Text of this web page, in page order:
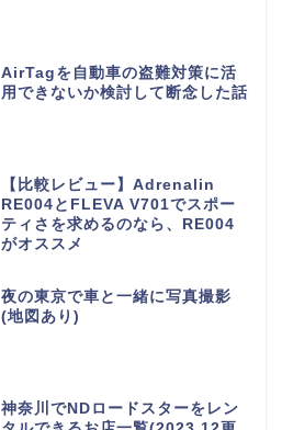
AirTagを自動車の盗難対策に活
用できないか検討して断念した話
【比較レビュー】Adrenalin
RE004とFLEVA V701でスポー
ティさを求めるのなら、RE004
がオススメ
夜の東京で車と一緒に写真撮影
(地図あり)
神奈川でNDロードスターをレン
S660について